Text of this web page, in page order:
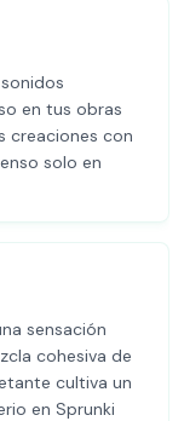
en tus obras
creaciones con
solo en
sensación
cohesiva de
cultiva un
en Sprunki